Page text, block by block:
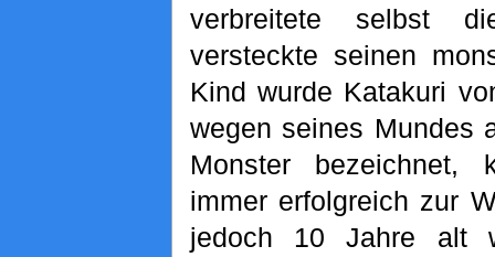
verbreitete selbst
versteckte seinen
Kind wurde Katakuri
wegen seines Mundes
Monster bezeichnet,
immer erfolgreich zur
jedoch 10 Jahre alt